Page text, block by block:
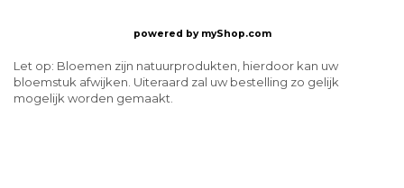
powered by myShop.com
Let op: Bloemen zijn natuurprodukten, hierdoor kan uw
bloemstuk afwijken. Uiteraard zal uw bestelling zo gelijk
mogelijk worden gemaakt.